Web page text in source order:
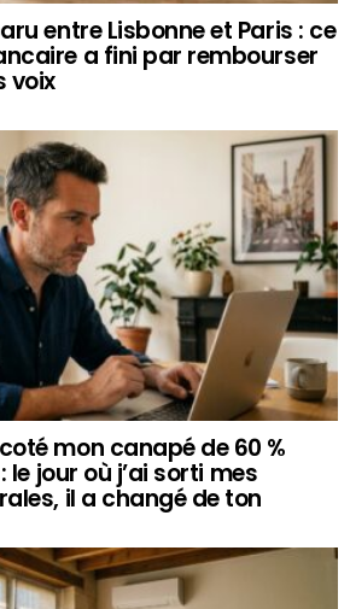
entre Lisbonne et Paris : ce
a fini par rembourser
voix
mon canapé de 60 %
le jour où j’ai sorti mes
il a changé de ton